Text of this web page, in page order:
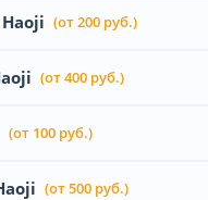
(от 200 руб.)
(от 400 руб.)
(от 100 руб.)
(от 500 руб.)